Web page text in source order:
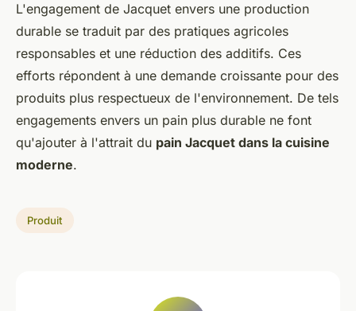
L'engagement de Jacquet envers une production
durable se traduit par des pratiques agricoles
responsables et une réduction des additifs. Ces
efforts répondent à une demande croissante pour des
produits plus respectueux de l'environnement. De tels
engagements envers un pain plus durable ne font
qu'ajouter à l'attrait du pain Jacquet dans la cuisine
moderne.
Produit